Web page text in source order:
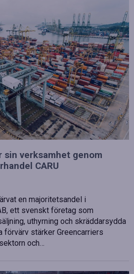
sin verksamhet genom
CARU
en majoritetsandel i
ett svenskt företag som
uthyrning och skräddarsydda
förvärv stärker Greencarriers
och…